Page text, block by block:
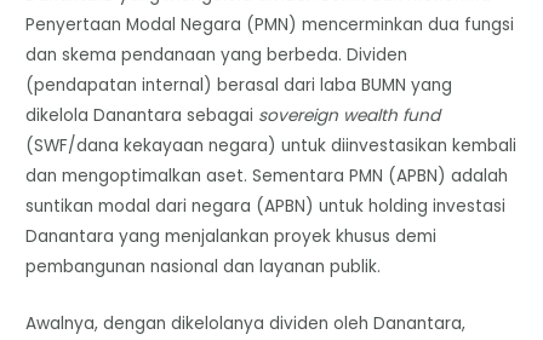
Penyertaan Modal Negara (PMN) mencerminkan dua fungsi
dan skema pendanaan yang berbeda. Dividen
(pendapatan internal) berasal dari laba BUMN yang
dikelola Danantara sebagai sovereign wealth fund
(SWF/dana kekayaan negara) untuk diinvestasikan kembali
dan mengoptimalkan aset. Sementara PMN (APBN) adalah
suntikan modal dari negara (APBN) untuk holding investasi
Danantara yang menjalankan proyek khusus demi
pembangunan nasional dan layanan publik.
Awalnya, dengan dikelolanya dividen oleh Danantara,